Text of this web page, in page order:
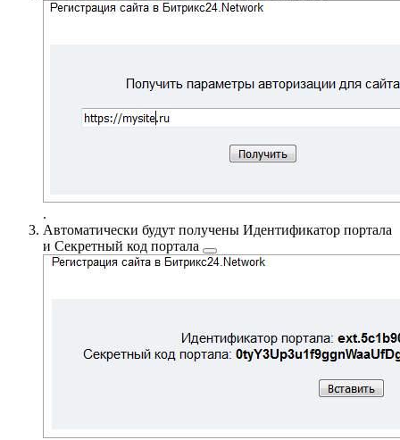
.
Автоматически будут получены Идентификатор портала
и Секретный код портала